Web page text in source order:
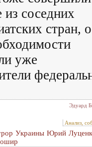
из соседних
стран, о
уже
Эдуард
Анализ,
Украины Юрий